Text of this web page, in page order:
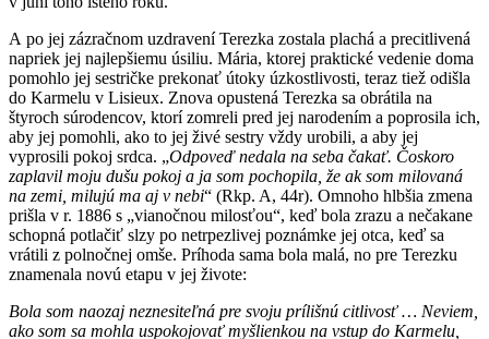
A po jej zázračnom uzdravení Terezka zostala plachá a precitlivená
napriek jej najlepšiemu úsiliu. Mária, ktorej praktické vedenie doma
pomohlo jej sestričke prekonať útoky úzkostlivosti, teraz tiež odišla
do Karmelu v Lisieux. Znova opustená Terezka sa obrátila na
štyroch súrodencov, ktorí zomreli pred jej narodením a poprosila ich,
aby jej pomohli, ako to jej živé sestry vždy urobili, a aby jej
vyprosili pokoj srdca. „Odpoveď nedala na seba čakať. Čoskoro
zaplavil moju dušu pokoj a ja som pochopila, že ak som milovaná
na zemi, milujú ma aj v nebi“ (Rkp. A, 44r). Omnoho hlbšia zmena
prišla v r. 1886 s „vianočnou milosťou“, keď bola zrazu a nečakane
schopná potlačiť slzy po netrpezlivej poznámke jej otca, keď sa
vrátili z polnočnej omše. Príhoda sama bola malá, no pre Terezku
znamenala novú etapu v jej živote:
Bola som naozaj neznesiteľná pre svoju prílišnú citlivosť … Neviem,
ako som sa mohla uspokojovať myšlienkou na vstup do Karmelu,